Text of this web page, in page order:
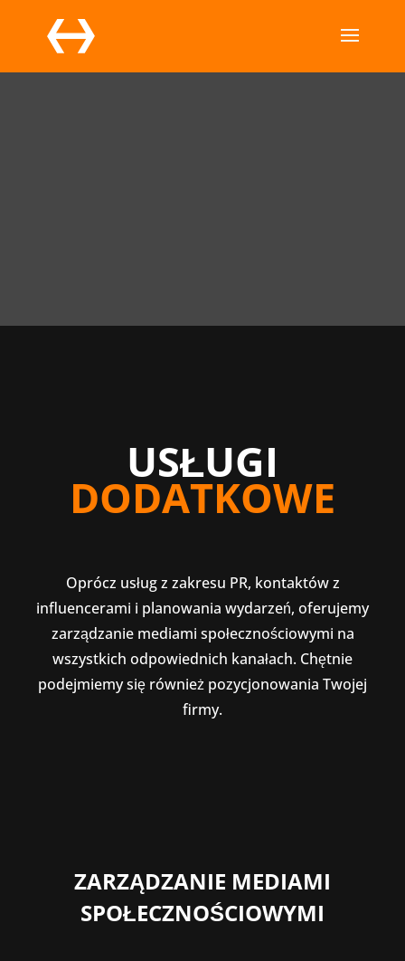
USŁUGI
DODATKOWE
Oprócz usług z zakresu PR, kontaktów z
influencerami i planowania wydarzeń, oferujemy
zarządzanie mediami społecznościowymi na
wszystkich odpowiednich kanałach. Chętnie
podejmiemy się również pozycjonowania Twojej
firmy.
ZARZĄDZANIE MEDIAMI
SPOŁECZNOŚCIOWYMI